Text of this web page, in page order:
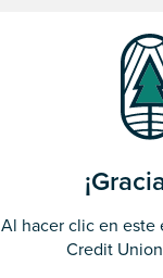
Al hacer clic en este
Credit